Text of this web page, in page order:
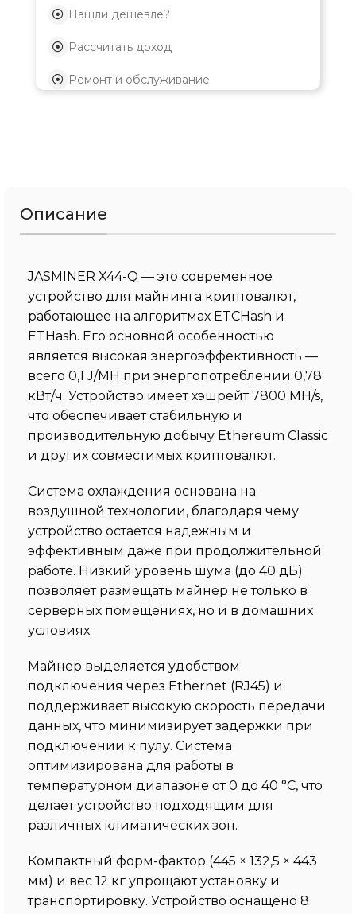
Нашли дешевле?
Рассчитать доход
Ремонт и обслуживание
Описание
JASMINER X44-Q — это современное
устройство для майнинга криптовалют,
работающее на алгоритмах ETCHash и
ETHash. Его основной особенностью
является высокая энергоэффективность —
всего 0,1 J/MH при энергопотреблении 0,78
кВт/ч. Устройство имеет хэшрейт 7800 MH/s,
что обеспечивает стабильную и
производительную добычу Ethereum Classic
и других совместимых криптовалют.
Система охлаждения основана на
воздушной технологии, благодаря чему
устройство остается надежным и
эффективным даже при продолжительной
работе. Низкий уровень шума (до 40 дБ)
позволяет размещать майнер не только в
серверных помещениях, но и в домашних
условиях.
Майнер выделяется удобством
подключения через Ethernet (RJ45) и
поддерживает высокую скорость передачи
данных, что минимизирует задержки при
подключении к пулу. Система
оптимизирована для работы в
температурном диапазоне от 0 до 40 °C, что
делает устройство подходящим для
различных климатических зон.
Компактный форм-фактор (445 × 132,5 × 443
мм) и вес 12 кг упрощают установку и
транспортировку. Устройство оснащено 8